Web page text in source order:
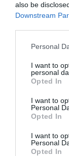
also be
Downstream
Please note
not limited to
grant or deny
use your data
consent section.
Personal
I want to
personal
Opted In
I want to
Personal
Opted In
I want to
Personal
Opted In
A SZÍNES
HASONLÓ